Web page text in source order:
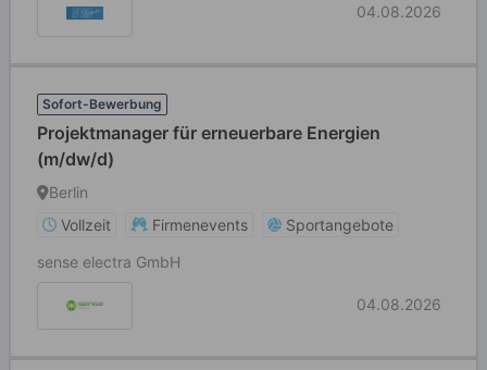
04.08.2026
Sofort-Bewerbung
Projektmanager für erneuerbare Energien
(m/dw/d)
Berlin
Vollzeit
Firmenevents
Sportangebote
sense electra GmbH
04.08.2026